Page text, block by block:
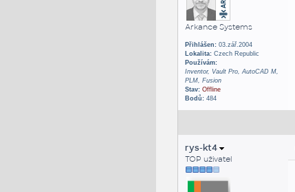
Arkance Systems
Přihlášen:03.zář.2004
Lokalita:Czech Republic
Používám:
Inventor, Vault Pro, AutoCAD M,
PLM, Fusion
Stav: Offline
Bodů:484
rys-kt4
TOP uživatel